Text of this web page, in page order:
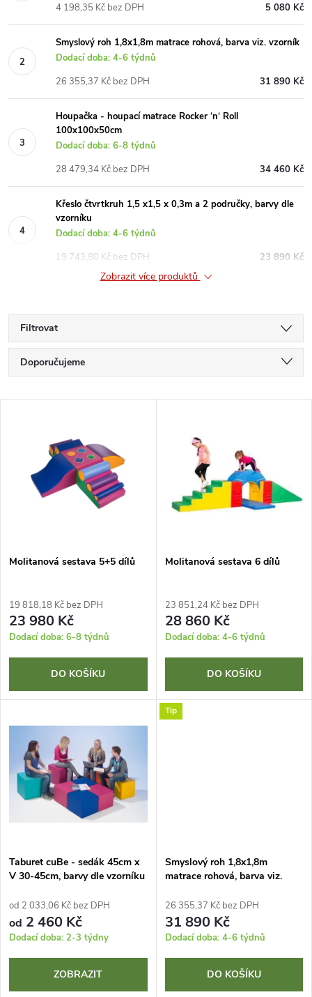
5 080 Kč
4 198,35 Kč bez DPH
Smyslový roh 1,8x1,8m matrace rohová, barva viz. vzorník
Dodací doba: 4-6 týdnů
31 890 Kč
26 355,37 Kč bez DPH
Houpačka - houpací matrace Rocker ‘n‘ Roll
100x100x50cm
Dodací doba: 6-8 týdnů
34 460 Kč
28 479,34 Kč bez DPH
Křeslo čtvrtkruh 1,5 x1,5 x 0,3m a 2 područky, barvy dle
vzorníku
Dodací doba: 4-6 týdnů
23 890 Kč
19 743,80 Kč bez DPH
Zobrazit více produktů
Filtrovat
Ř
a
p
r
o
u
t
ů
Doporučujeme
Nejprodávanější
Abecedně
s
r
o
d
u
k
t
Molitanová sestava 5+5 dílů
19 818,18 Kč bez DPH
23 980 Kč
Dodací doba: 6-8 týdnů
DO KOŠÍKU
Molitanová sestava 6 dílů
23 851,24 Kč bez DPH
28 860 Kč
Dodací doba: 4-6 týdnů
DO KOŠÍKU
Taburet cuBe - sedák 45cm x
V 30-45cm, barvy dle vzorníku
od 2 033,06 Kč bez DPH
od 2 460 Kč
Dodací doba: 2-3 týdny
ZOBRAZIT
Tip
Smyslový roh 1,8x1,8m
matrace rohová, barva viz.
26 355,37 Kč bez DPH
31 890 Kč
Dodací doba: 4-6 týdnů
DO KOŠÍKU